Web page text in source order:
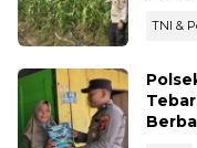
TNI &